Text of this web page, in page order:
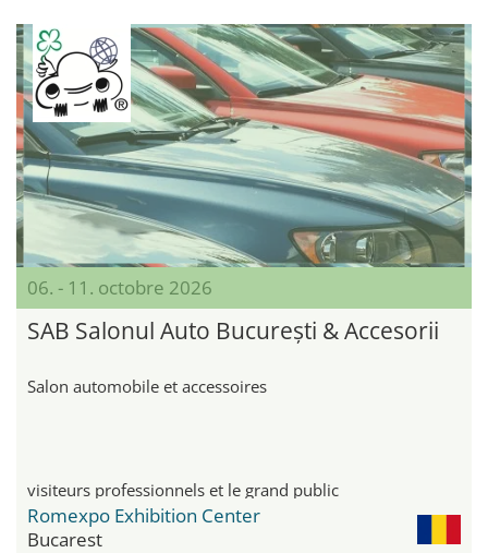
06. - 11. octobre 2026
SAB Salonul Auto București & Accesorii
Salon automobile et accessoires
visiteurs professionnels et le grand public
Romexpo Exhibition Center
Bucarest